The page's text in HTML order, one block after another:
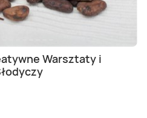
Warsztaty i